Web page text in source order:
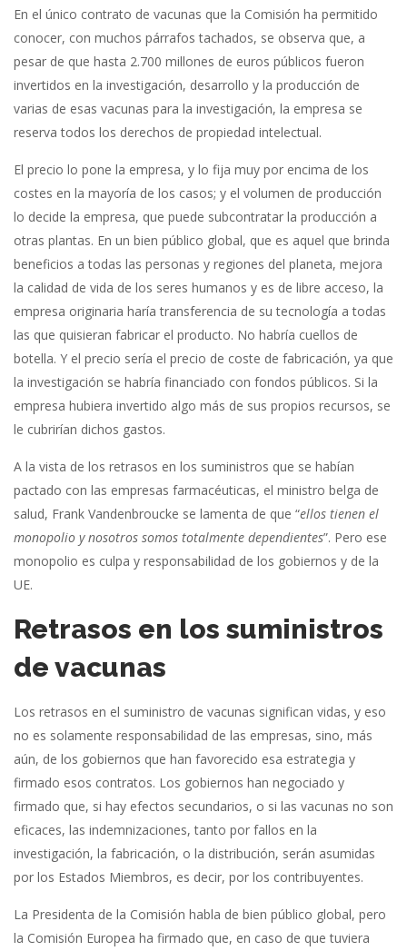
En el único contrato de vacunas que la Comisión ha permitido
conocer, con muchos párrafos tachados, se observa que, a
pesar de que hasta 2.700 millones de euros públicos fueron
invertidos en la investigación, desarrollo y la producción de
varias de esas vacunas para la investigación, la empresa se
reserva todos los derechos de propiedad intelectual.
El precio lo pone la empresa, y lo fija muy por encima de los
costes en la mayoría de los casos; y el volumen de producción
lo decide la empresa, que puede subcontratar la producción a
otras plantas. En un bien público global, que es aquel que brinda
beneficios a todas las personas y regiones del planeta, mejora
la calidad de vida de los seres humanos y es de libre acceso, la
empresa originaria haría transferencia de su tecnología a todas
las que quisieran fabricar el producto. No habría cuellos de
botella. Y el precio sería el precio de coste de fabricación, ya que
la investigación se habría financiado con fondos públicos. Si la
empresa hubiera invertido algo más de sus propios recursos, se
le cubrirían dichos gastos.
A la vista de los retrasos en los suministros que se habían
pactado con las empresas farmacéuticas, el ministro belga de
salud, Frank Vandenbroucke se lamenta de que “ellos tienen el
monopolio y nosotros somos totalmente dependientes”. Pero ese
monopolio es culpa y responsabilidad de los gobiernos y de la
UE.
Retrasos en los suministros
de vacunas
Los retrasos en el suministro de vacunas significan vidas, y eso
no es solamente responsabilidad de las empresas, sino, más
aún, de los gobiernos que han favorecido esa estrategia y
firmado esos contratos. Los gobiernos han negociado y
firmado que, si hay efectos secundarios, o si las vacunas no son
eficaces, las indemnizaciones, tanto por fallos en la
investigación, la fabricación, o la distribución, serán asumidas
por los Estados Miembros, es decir, por los contribuyentes.
La Presidenta de la Comisión habla de bien público global, pero
la Comisión Europea ha firmado que, en caso de que tuviera